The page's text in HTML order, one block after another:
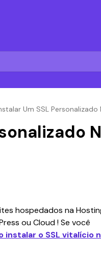
Um SSL Personalizado
hospedados na
ou Cloud ! Se você
instalar o SSL vitalício